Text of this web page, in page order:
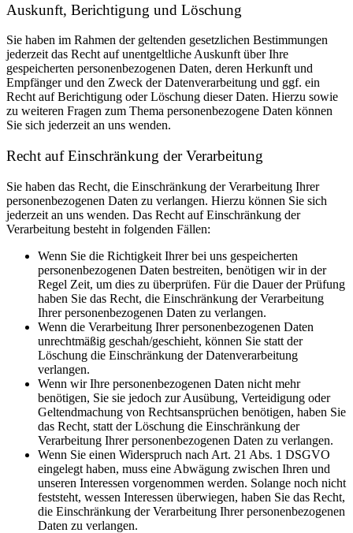
Auskunft, Berichtigung und Löschung
Sie haben im Rahmen der geltenden gesetzlichen Bestimmungen
jederzeit das Recht auf unentgeltliche Auskunft über Ihre
gespeicherten personenbezogenen Daten, deren Herkunft und
Empfänger und den Zweck der Datenverarbeitung und ggf. ein
Recht auf Berichtigung oder Löschung dieser Daten. Hierzu sowie
zu weiteren Fragen zum Thema personenbezogene Daten können
Sie sich jederzeit an uns wenden.
Recht auf Einschränkung der Verarbeitung
Sie haben das Recht, die Einschränkung der Verarbeitung Ihrer
personenbezogenen Daten zu verlangen. Hierzu können Sie sich
jederzeit an uns wenden. Das Recht auf Einschränkung der
Verarbeitung besteht in folgenden Fällen:
Wenn Sie die Richtigkeit Ihrer bei uns gespeicherten
personenbezogenen Daten bestreiten, benötigen wir in der
Regel Zeit, um dies zu überprüfen. Für die Dauer der Prüfung
haben Sie das Recht, die Einschränkung der Verarbeitung
Ihrer personenbezogenen Daten zu verlangen.
Wenn die Verarbeitung Ihrer personenbezogenen Daten
unrechtmäßig geschah/geschieht, können Sie statt der
Löschung die Einschränkung der Datenverarbeitung
verlangen.
Wenn wir Ihre personenbezogenen Daten nicht mehr
benötigen, Sie sie jedoch zur Ausübung, Verteidigung oder
Geltendmachung von Rechtsansprüchen benötigen, haben Sie
das Recht, statt der Löschung die Einschränkung der
Verarbeitung Ihrer personenbezogenen Daten zu verlangen.
Wenn Sie einen Widerspruch nach Art. 21 Abs. 1 DSGVO
eingelegt haben, muss eine Abwägung zwischen Ihren und
unseren Interessen vorgenommen werden. Solange noch nicht
feststeht, wessen Interessen überwiegen, haben Sie das Recht,
die Einschränkung der Verarbeitung Ihrer personenbezogenen
Daten zu verlangen.